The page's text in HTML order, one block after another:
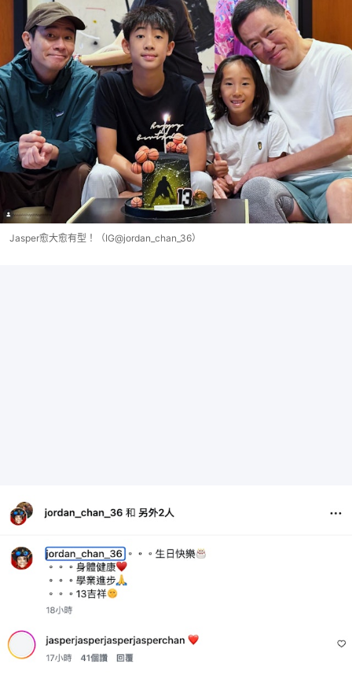
Jasper愈大愈有型！（IG@jordan_chan_36）